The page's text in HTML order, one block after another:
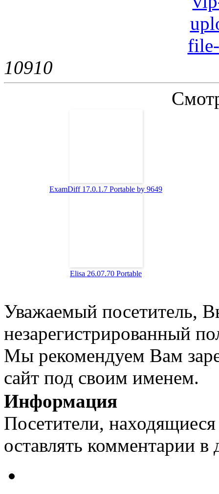
10910
ExamDiff 17.0.1.7 Portable by 9649
Elisa 26.07.70 Portable
Уважаемый посетитель,
незарегистрированный
Мы рекомендуем Вам
сайт под своим именем.
Информация
Посетители,
оставлять комментарии в